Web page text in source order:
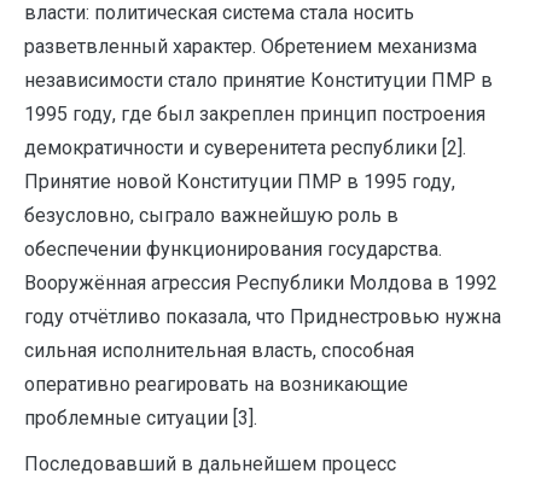
власти: политическая система стала носить
разветвленный характер. Обретением механизма
независимости стало принятие Конституции ПМР в
1995 году, где был закреплен принцип построения
демократичности и суверенитета республики [2].
Принятие новой Конституции ПМР в 1995 году,
безусловно, сыграло важнейшую роль в
обеспечении функционирования государства.
Вооружённая агрессия Республики Молдова в 1992
году отчётливо показала, что Приднестровью нужна
сильная исполнительная власть, способная
оперативно реагировать на возникающие
проблемные ситуации [3].
Последовавший в дальнейшем процесс